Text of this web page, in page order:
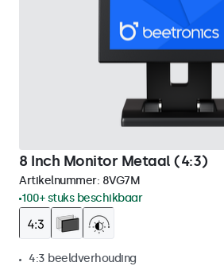
8 Inch Monitor Metaal (4:3)
Artikelnummer: 8VG7M
100+ stuks beschikbaar
4:3 beeldverhouding